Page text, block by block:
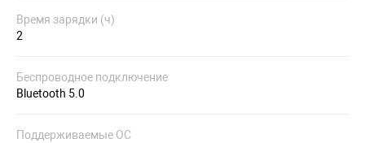
Время зарядки (ч)
2
Беспроводное подключение
Bluetooth 5.0
Поддерживаемые ОС